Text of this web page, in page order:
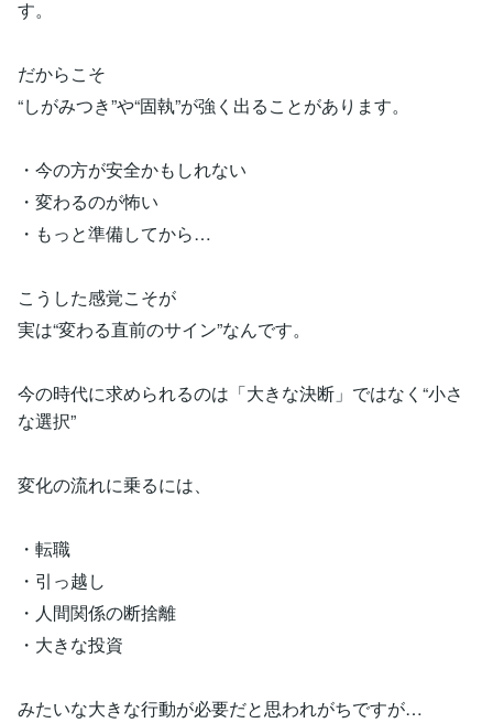
す。
だからこそ
“しがみつき”や“固執”が強く出ることがあります。
・今の方が安全かもしれない
・変わるのが怖い
・もっと準備してから…
こうした感覚こそが
実は“変わる直前のサイン”なんです。
今の時代に求められるのは「大きな決断」ではなく“小さ
な選択”
変化の流れに乗るには、
・転職
・引っ越し
・人間関係の断捨離
・大きな投資
みたいな大きな行動が必要だと思われがちですが…